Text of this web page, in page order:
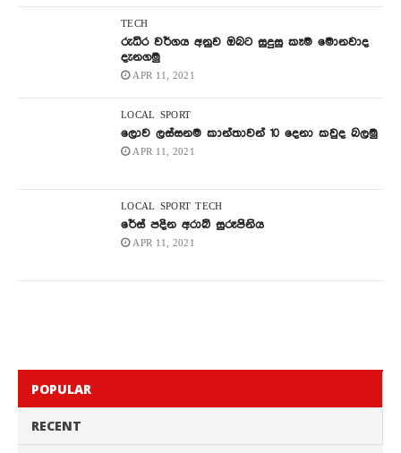
TECH
රුධිර වර්ගය අනුව ඔබට සුදුසු කෑම මොනවාද
දැනගමු
APR 11, 2021
LOCAL SPORT
ලොව ලස්සනම කාන්තාවන් 10 දෙනා කවුද බලමු
APR 11, 2021
LOCAL SPORT TECH
රේස් පදින අරාබි සුරූපිනිය
APR 11, 2021
POPULAR
RECENT